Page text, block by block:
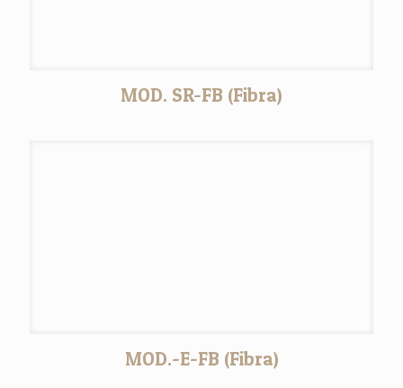
MOD. SR-FB (Fibra)
MOD.-E-FB (Fibra)